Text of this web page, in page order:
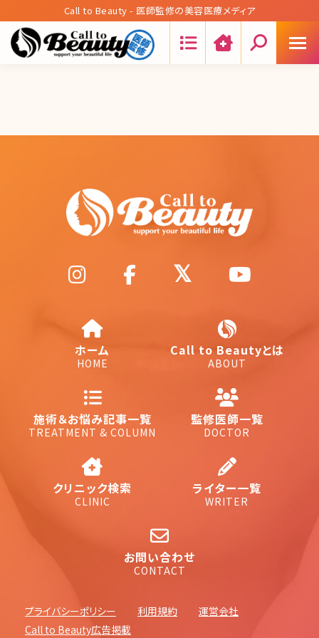
Call to Beauty - 医師監修の美容医療メディア
ホーム
HOME
Call to Beautyとは
ABOUT
施術＆お悩み記事一覧
TREATMENT & COLUMN
監修医師一覧
DOCTOR
クリニック検索
CLINIC
ライター一覧
WRITER
お問い合わせ
CONTACT
プライバシーポリシー 利用規約
運営会社
Call to Beauty広告掲載